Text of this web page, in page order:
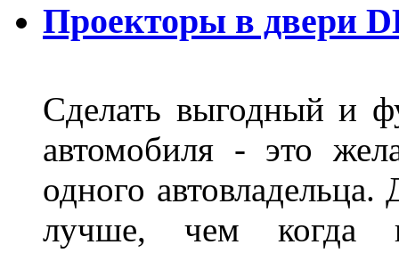
Проекторы в двери
Сделать выгодный и
автомобиля - это
одного
лучше, чем когда